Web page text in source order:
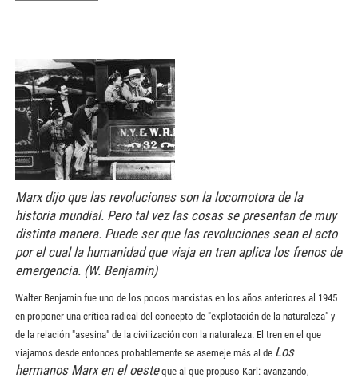
10ponerelcuerpo.jpg
Marx dijo que las revoluciones son la locomotora de la
historia mundial. Pero tal vez las cosas se presentan de muy
distinta manera. Puede ser que las revoluciones sean el acto
por el cual la humanidad que viaja en tren aplica los frenos de
emergencia. (W. Benjamin)
Walter Benjamin fue uno de los pocos marxistas en los años anteriores al 1945
en proponer una crítica radical del concepto de "explotación de la naturaleza" y
de la relación "asesina" de la civilización con la naturaleza. El tren en el que
viajamos desde entonces probablemente se asemeje más al de Los
hermanos Marx en el oesteque al que propuso Karl: avanzando,